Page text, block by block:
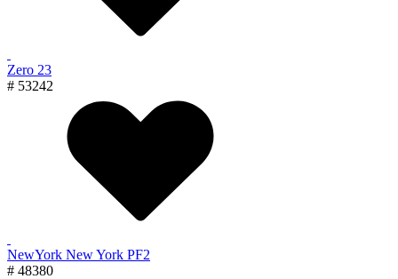
Zero 23
# 53242
NewYork New York PF2
# 48380